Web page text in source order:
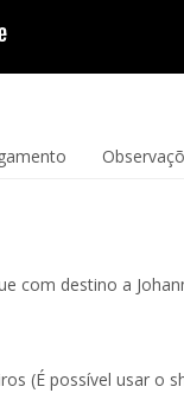
com destino a
(É possível usar o